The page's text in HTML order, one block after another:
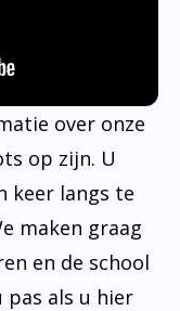
over onze
op zijn. U
keer langs te
maken graag
en de school
als u hier